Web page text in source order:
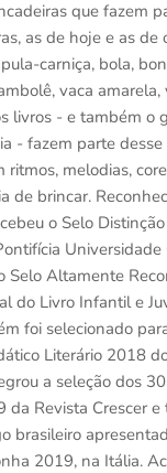
que fazem
as de hoje e as de
carniça, bola,
vaca
livros - e também o
- fazem parte
ritmos, melodias,
de brincar.
o Selo
Universidade
Selo Altamente
do Livro Infantil e
foi selecionado
Literário 2018
a seleção dos
Revista Crescer e
brasileiro
2019, na Itália.